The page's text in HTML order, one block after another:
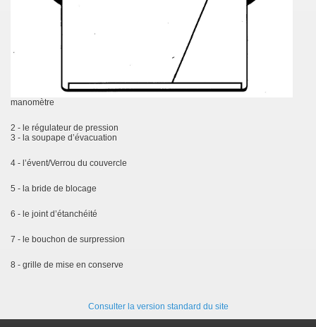
manomètre
2 - le régulateur de pression
3 - la soupape d’évacuation
4 - l’évent/Verrou du couvercle
5 - la bride de blocage
6 - le joint d’étanchéité
7 - le bouchon de surpression
8 - grille de mise en conserve
Consulter la version standard du site